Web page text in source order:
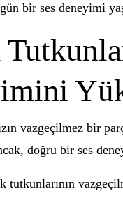
bir ses deneyimi
vazgeçilmez bir
doğru bir ses
tutkunlarının